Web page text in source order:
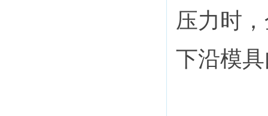
压力时
下沿模